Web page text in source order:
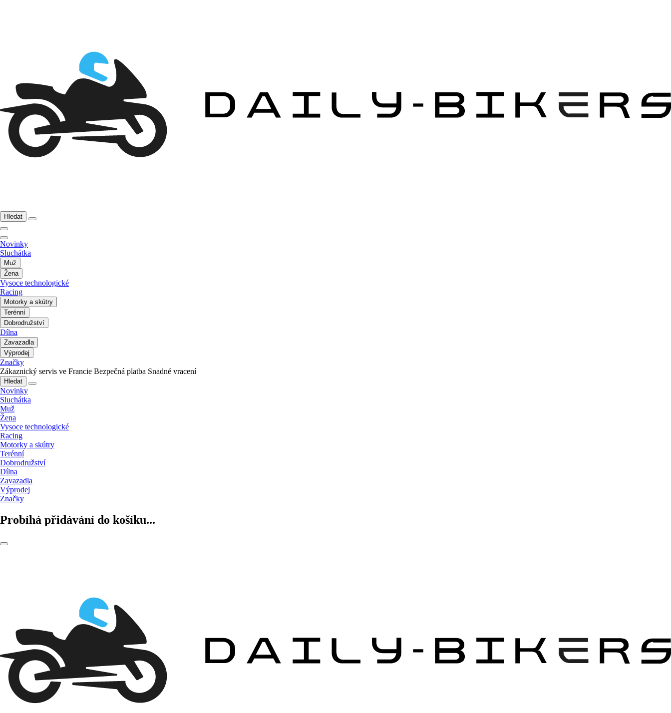
Hledat
Novinky
Sluchátka
Muž
Žena
Vysoce technologické
Racing
Motorky a skútry
Terénní
Dobrodružství
Dílna
Zavazadla
Výprodej
Značky
Zákaznický servis ve Francie Bezpečná platba Snadné vracení
Hledat
Novinky
Sluchátka
Muž
Žena
Vysoce technologické
Racing
Motorky a skútry
Terénní
Dobrodružství
Dílna
Zavazadla
Výprodej
Značky
Probíhá přidávání do košíku...